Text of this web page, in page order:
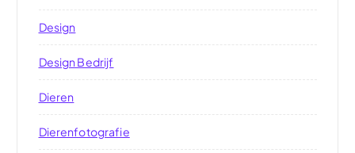
Design
Design Bedrijf
Dieren
Dierenfotografie